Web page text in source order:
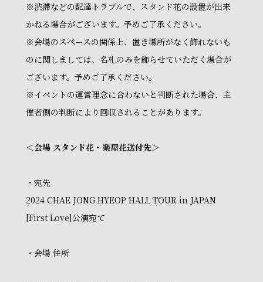
※渋滞などの配達トラブルで、スタンド花の設置が出来
かねる場合がございます。予めご了承ください。
※会場のスペースの関係上、置き場所がなく飾れないも
のに関しましては、名札のみを飾らせていただく場合が
ございます。予めご了承ください。
※イベントの運営理念に合わないと判断された場合、主
催者側の判断により回収されることがあります。
＜会場 スタンド花・楽屋花送付先＞
・宛先
2024 CHAE JONG HYEOP HALL TOUR in JAPAN
[First Love]公演宛て
・会場 住所